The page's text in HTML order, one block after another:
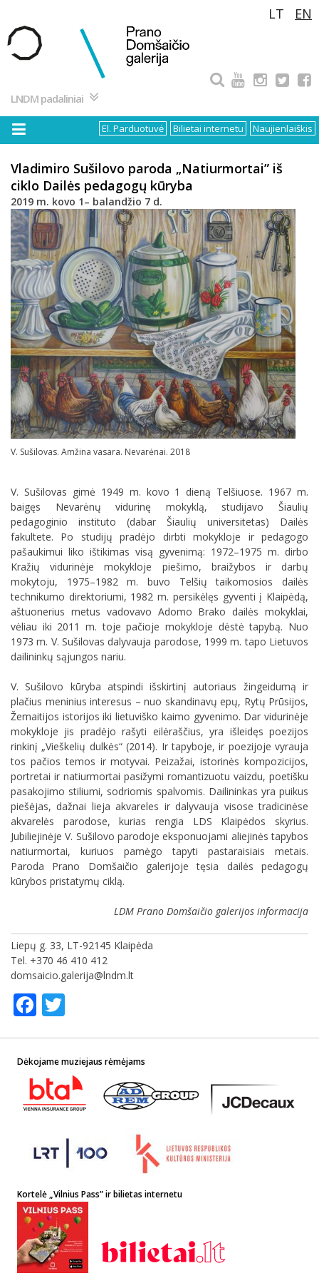
turinio
LT EN
LNDM padaliniai
Naujienlaiškis
Bilietai internetu
El. Parduotuvė
Vladimiro Sušilovo paroda „Natiurmortai” iš
ciklo Dailės pedagogų kūryba
2019 m. kovo 1– balandžio 7 d.
V. Sušilovas. Amžina vasara. Nevarėnai. 2018
V. Sušilovas gimė 1949 m. kovo 1 dieną Telšiuose. 1967 m.
baigęs Nevarėnų vidurinę mokyklą, studijavo Šiaulių
pedagoginio instituto (dabar Šiaulių universitetas) Dailės
fakultete. Po studijų pradėjo dirbti mokykloje ir pedagogo
pašaukimui liko ištikimas visą gyvenimą: 1972–1975 m. dirbo
Kražių vidurinėje mokykloje piešimo, braižybos ir darbų
mokytoju, 1975–1982 m. buvo Tel­šių tai­komosios dailės
technikumo direktoriumi, 1982 m. persikėlęs gyventi į Klaipėdą,
aštuonerius metus vadovavo Adomo Brako dailės mokyklai,
vėliau iki 2011 m. toje pačioje mokykloje dėstė tapybą. Nuo
1973 m. V. Sušilovas dalyvauja parodose, 1999 m. tapo Lietuvos
dailininkų sąjungos nariu.
V. Sušilovo kūryba atspindi išskirtinį autoriaus žingeidumą ir
plačius meninius interesus – nuo skandinavų epų, Rytų Prūsijos,
Žemaitijos istorijos iki lietuviško kaimo gyvenimo. Dar vidurinėje
mokykloje jis pradėjo rašyti eilėraščius, yra išleidęs poezijos
rinkinį „Vieškelių dulkės“ (2014). Ir tapyboje, ir poezijoje vyrauja
tos pačios temos ir motyvai. Peizažai, istorinės kompozicijos,
portretai ir natiurmortai pasižymi romantizuotu vaizdu, poetišku
pasakojimo stiliumi, sodriomis spalvomis. Dailininkas yra puikus
piešėjas, dažnai lieja akvareles ir dalyvauja visose tradicinėse
akvarelės parodose, kurias rengia LDS Klaipėdos skyrius.
Jubiliejinėje V. Sušilovo parodoje eksponuojami aliejinės tapybos
natiurmortai, kuriuos pamėgo tapyti pastaraisiais metais.
Paroda Prano Domšaičio galerijoje tęsia dailės pedagogų
kūrybos pristatymų ciklą.
LDM Prano Domšaičio galerijos informacija
Liepų g. 33, LT-92145 Klaipėda
Tel. +370 46 410 412
domsaicio.galerija@lndm.lt
Facebook
Dėkojame muziejaus rėmėjams
Kortelė „Vilnius Pass” ir bilietas internetu